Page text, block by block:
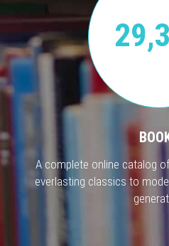
A complete online catalog
everlasting classics to